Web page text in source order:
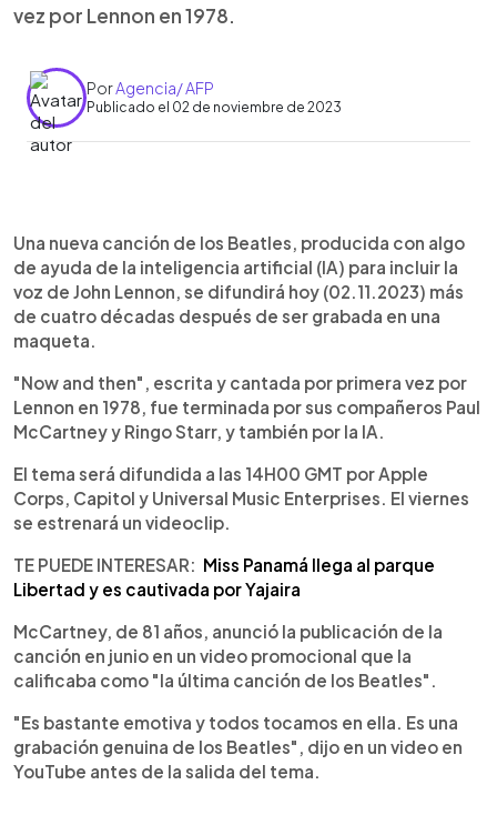
vez por Lennon en 1978.
PorAgencia/ AFP
Publicado el 02 de noviembre de 2023
Escuchar artículo
Una nueva canción de los Beatles, producida con algo
de ayuda de la inteligencia artificial (IA) para incluir la
voz de John Lennon, se difundirá hoy (02.11.2023) más
de cuatro décadas después de ser grabada en una
maqueta.
"Now and then", escrita y cantada por primera vez por
Lennon en 1978, fue terminada por sus compañeros Paul
McCartney y Ringo Starr, y también por la IA.
El tema será difundida a las 14H00 GMT por Apple
Corps, Capitol y Universal Music Enterprises. El viernes
se estrenará un videoclip.
TE PUEDE INTERESAR: Miss Panamá llega al parque
Libertad y es cautivada por Yajaira
McCartney, de 81 años, anunció la publicación de la
canción en junio en un video promocional que la
calificaba como "la última canción de los Beatles".
"Es bastante emotiva y todos tocamos en ella. Es una
grabación genuina de los Beatles", dijo en un video en
YouTube antes de la salida del tema.